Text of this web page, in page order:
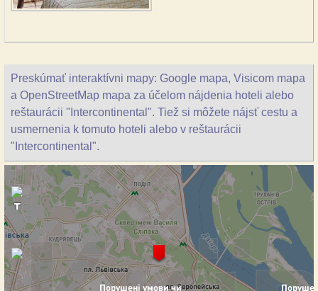
Preskúmať interaktívni mapy: Google mapa, Visicom mapa
a OpenStreetMap mapa za účelom nájdenia hoteli alebo
reštaurácii "Intercontinental". Tiež si môžete nájsť cestu a
usmernenia k tomuto hoteli alebo v reštaurácii
"Intercontinental".